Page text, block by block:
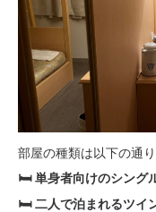
部屋の種類は以下の通り
🛏 単身者向けのシング
🛏 二人で泊まれるツイ